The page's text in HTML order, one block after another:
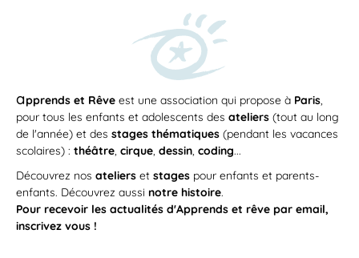
apprends et Rêve est une association qui propose à Paris,
pour tous les enfants et adolescents des ateliers (tout au long
de l'année) et des stages thématiques (pendant les vacances
scolaires) : théâtre, cirque, dessin, coding...
Découvrez nos ateliers et stages pour enfants et parents-
enfants. Découvrez aussi notre histoire.
Pour recevoir les actualités d'Apprends et rêve par email,
inscrivez vous !